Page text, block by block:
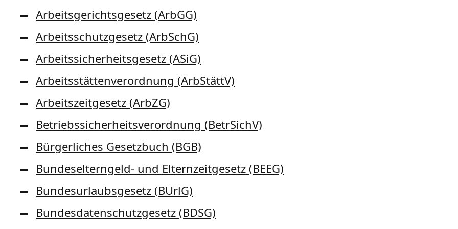
Arbeitsgerichtsgesetz (ArbGG)
Arbeitsschutzgesetz (ArbSchG)
Arbeitssicherheitsgesetz (ASiG)
Arbeitsstättenverordnung (ArbStättV)
Arbeitszeitgesetz (ArbZG)
Betriebssicherheitsverordnung (BetrSichV)
Bürgerliches Gesetzbuch (BGB)
Bundeselterngeld- und Elternzeitgesetz (BEEG)
Bundesurlaubsgesetz (BUrlG)
Bundesdatenschutzgesetz (BDSG)